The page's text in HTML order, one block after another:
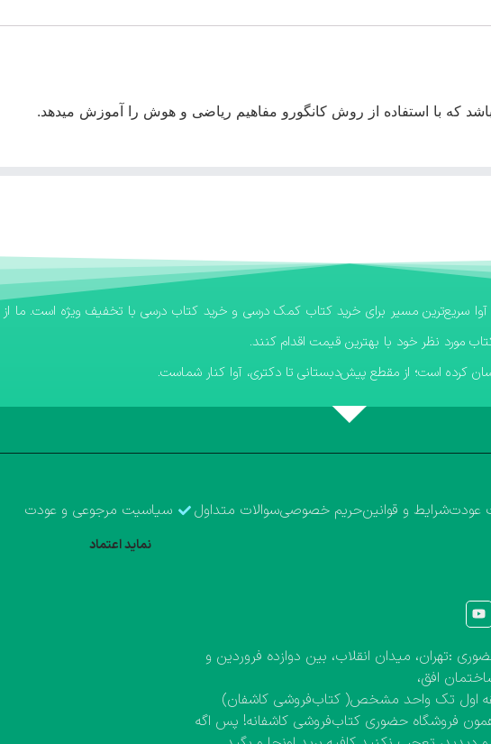
که با استفاده از روش کانگورو مفاهیم ریاضی و هوش را آموزش میدهد.
مورد نظر خود با بهترین قیمت اقدام کنند.
کرده است؛ از مقطع پیش‌دبستانی تا دکتری، آوا کنار شماست.
عودتشرایط و قوانینحریم خصوصیسوالات متداول سیاسیت مرجوعی و عودت
:تهران، میدان انقلاب، بین دوازده فروردین و
افق،
فروشگاه حضوری کتاب‌فروشی کاشفانه! پس اگه
نماید اعتماد